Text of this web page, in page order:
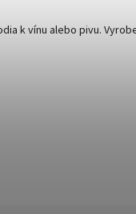
k vínu alebo pivu.